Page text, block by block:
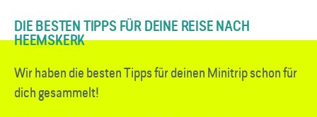
DIE BESTEN TIPPS FÜR DEINE REISE NACH
HEEMSKERK
Wir haben die besten Tipps für deinen Minitrip schon für
dich gesammelt!